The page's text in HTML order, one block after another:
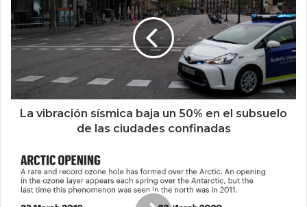
La vibración sísmica baja un 50% en el subsuelo
de las ciudades confinadas